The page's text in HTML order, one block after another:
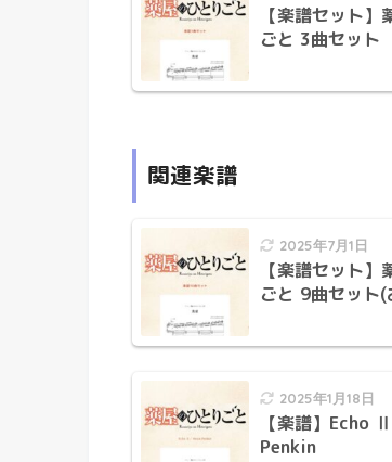
【楽譜セット】
ごと 3曲セット
関連楽譜
2025年7月1日
【楽譜セット】
ごと 9曲セット(
2025年1月18日
【楽譜】Echo
Penkin